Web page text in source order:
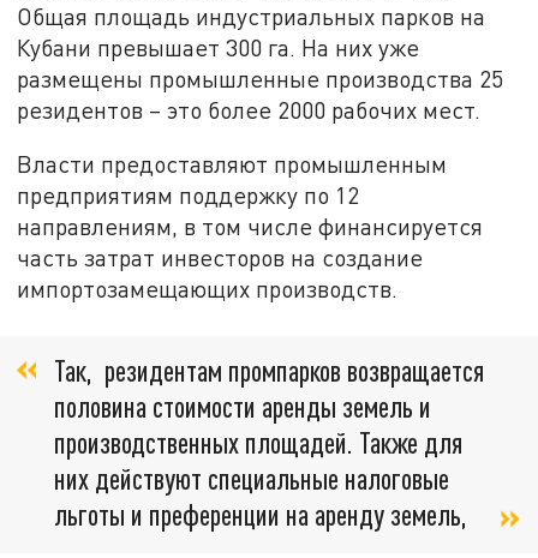
Общая площадь индустриальных парков на
Кубани превышает 300 га. На них уже
размещены промышленные производства 25
резидентов – это более 2000 рабочих мест.
Власти предоставляют промышленным
предприятиям поддержку по 12
направлениям, в том числе финансируется
часть затрат инвесторов на создание
импортозамещающих производств.
Так, резидентам промпарков возвращается
половина стоимости аренды земель и
производственных площадей. Также для
них действуют специальные налоговые
льготы и преференции на аренду земель,